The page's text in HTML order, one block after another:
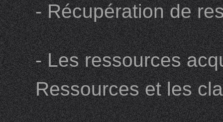
- Récupération de
- Les ressources
Ressources et les